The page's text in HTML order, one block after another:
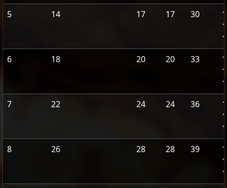
5 14 17 17 30
6
18 20 20 33
7
22 24 24 36
8
26 28 28 39